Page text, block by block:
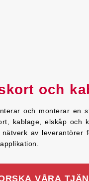
och
och monterar en
kablage, elskåp och
av leverantörer
VÅRA